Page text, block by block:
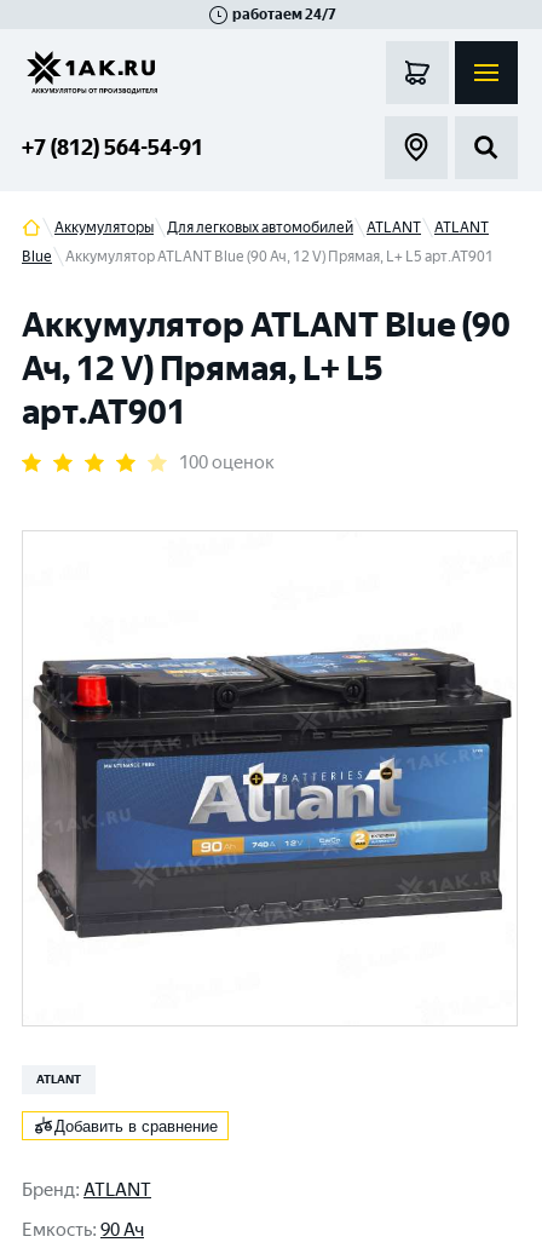
работаем 24/7
+7 (812) 564-54-91
Аккумуляторы Для легковых автомобилей ATLANT
ATLANT
Blue
Аккумулятор ATLANT Blue (90 Ач, 12 V) Прямая, L+ L5 арт.AT901
Аккумулятор ATLANT Blue (90
Ач, 12 V) Прямая, L+ L5
арт.AT901
100 оценок
ATLANT
Добавить в сравнение
Бренд: ATLANT
Емкость: 90 Ач
Гатчина